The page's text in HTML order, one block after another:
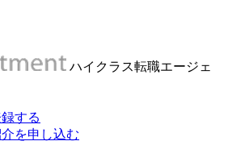
ハイクラス転職エージェ
する
を申し込む